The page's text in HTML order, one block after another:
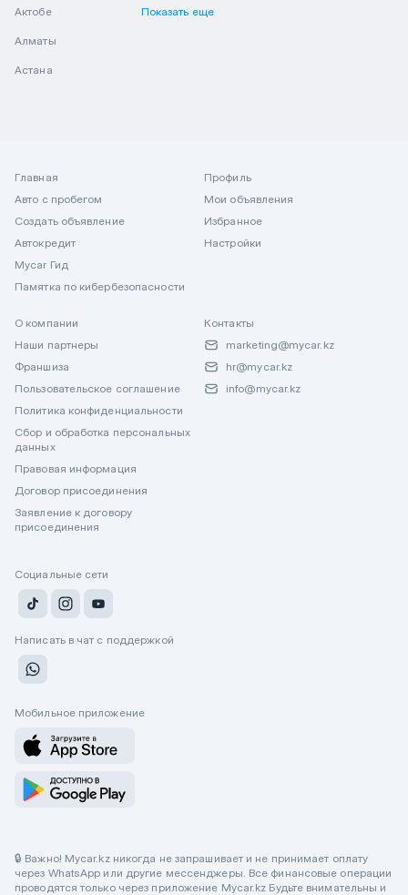
Актобе
Алматы
Астана
Показать еще
Главная
Авто с пробегом
Создать объявление
Автокредит
Mycar Гид
Памятка по кибербезопасности
Профиль
Мои объявления
Избранное
Настройки
О компании
Наши партнеры
Франшиза
Пользовательское соглашение
Политика конфиденциальности
Сбор и обработка персональных
данных
Правовая информация
Договор присоединения
Заявление к договору
присоединения
Контакты
marketing@mycar.kz
hr@mycar.kz
info@mycar.kz
Социальные сети
Написать в чат с поддержкой
Мобильное приложение
🔒 Важно! Mycar.kz никогда не запрашивает и не принимает оплату
через WhatsApp или другие мессенджеры. Все финансовые операции
проводятся только через приложение Mycar.kz Будьте внимательны и